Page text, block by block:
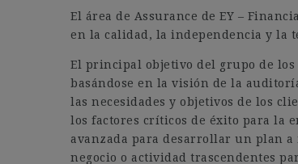
El área de Assurance de EY –
en la calidad, la independencia y la
El principal objetivo del grupo de los
basándose en la visión de la
las necesidades y objetivos de los
los factores críticos de éxito para la
avanzada para desarrollar un plan a
negocio o actividad trascendentes